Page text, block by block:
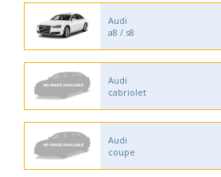
Audi
a8 / s8
Audi
cabriolet
Audi
coupe